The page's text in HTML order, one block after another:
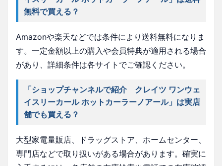
無料で買える？
Amazonや楽天などでは条件により送料無料になりま
す。一定金額以上の購入や会員特典が適用される場合
があり、詳細条件は各サイトでご確認ください。
「ショップチャンネルで紹介 クレイツ ワンウェ
イスリーカール ホットカーラーノアール」は実店
舗でも買える？
大型家電量販店、ドラッグストア、ホームセンター、
専門店などで取り扱いがある場合があります。確実に